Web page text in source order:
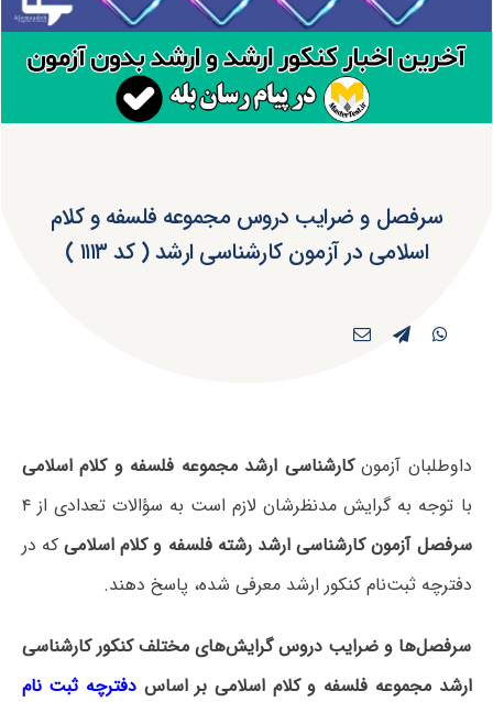
سرفصل و ضرایب دروس مجموعه فلسفه و کلام
اسلامی در آزمون کارشناسی ارشد ( کد ۱۱۱۳ )
داوطلبان آزمونکارشناسی ارشد مجموعه فلسفه و کلام اسلامی
با توجه به گرایش مدنظرشان لازم است به سؤالات تعدادی از ۴
سرفصل آزمون کارشناسی ارشد رشته فلسفه و کلام اسلامی که در
دفترچه‌ ثبت‌نام کنکور ارشد معرفی شده، پاسخ دهند.
سرفصل‌ها و ضرایب دروس گرایش‌های مختلف کنکور کارشناسی
ارشد مجموعه فلسفه و کلام اسلامی بر اساسدفترچه ثبت نام